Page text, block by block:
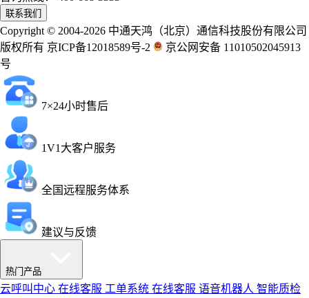
联系我们
Copyright © 2004-2026 中通天鸿（北京）通信科技股份有限公司
版权所有 京ICP备12018589号-2
京公网安备 11010502045913
号
7×24小时售后
1V1大客户服务
全国远程服务体系
建议与反馈
热门产品
云呼叫中心 在线客服 工单系统 在线客服 语音机器人 智能质检